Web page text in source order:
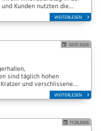
Kunden nutzten die
WEITERLESEN
02.07.2026
sind täglich hohen
und verschlissene
WEITERLESEN
11.05.2026